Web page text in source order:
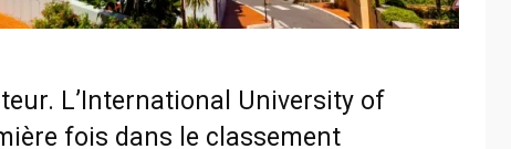
L’International University of
fois dans le classement